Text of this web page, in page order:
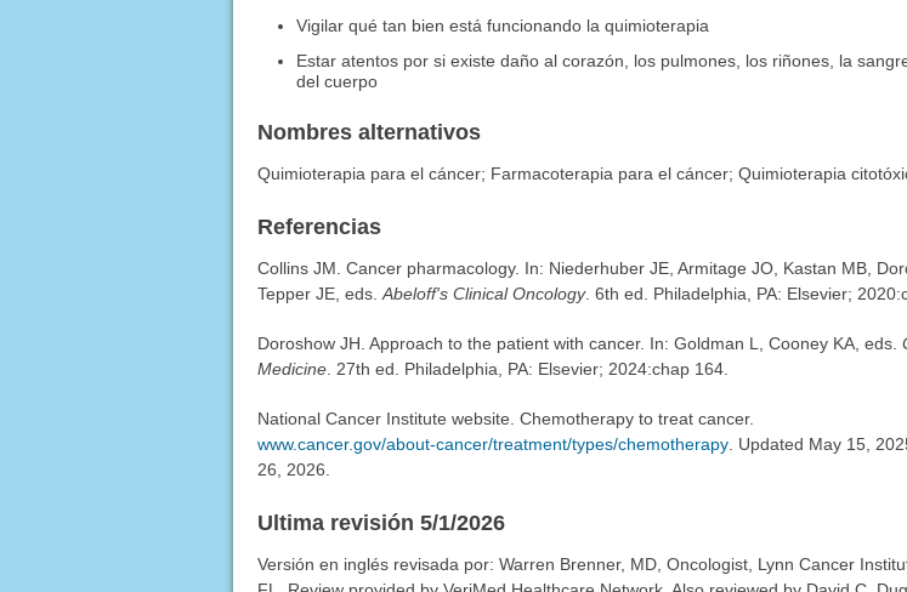
Vigilar qué tan bien está funcionando la quimioterapia
Estar atentos por si existe daño al corazón, los pulmones, los riñones, la
del cuerpo
Nombres alternativos
Quimioterapia para el cáncer; Farmacoterapia para el cáncer; Quimioterapia
Referencias
Collins JM. Cancer pharmacology. In: Niederhuber JE, Armitage JO, Kastan MB,
Tepper JE, eds. Abeloff's Clinical Oncology. 6th ed. Philadelphia, PA: Elsevier;
Doroshow JH. Approach to the patient with cancer. In: Goldman L, Cooney KA, eds.
Medicine. 27th ed. Philadelphia, PA: Elsevier; 2024:chap 164.
National Cancer Institute website. Chemotherapy to treat cancer.
www.cancer.gov/about-cancer/treatment/types/chemotherapy. Updated May 15,
26, 2026.
Ultima revisión 5/1/2026
Versión en inglés revisada por: Warren Brenner, MD, Oncologist, Lynn Cancer